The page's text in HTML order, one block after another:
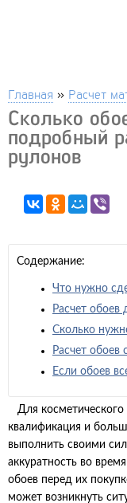
Главная » Расчет
Сколько
подробный
рулонов
Содержание:
Что нужно
Расчет обоев
Сколько
Расчет обоев
Если обоев
Для косметического
квалификация и
выполнить своими
аккуратность во
обоев перед их
может возникнуть